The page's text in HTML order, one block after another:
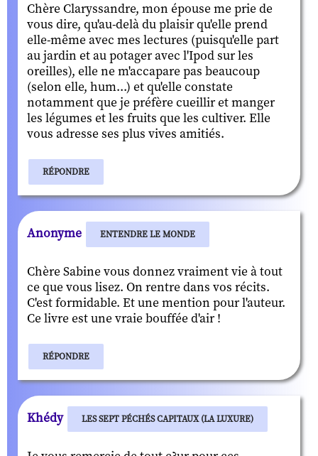
Chère Claryssandre, mon épouse me prie de
vous dire, qu'au-delà du plaisir qu'elle prend
elle-même avec mes lectures (puisqu'elle part
au jardin et au potager avec l'Ipod sur les
oreilles), elle ne m'accapare pas beaucoup
(selon elle, hum...) et qu'elle constate
notamment que je préfère cueillir et manger
les légumes et les fruits que les cultiver. Elle
vous adresse ses plus vives amitiés.
RÉPONDRE
Anonyme ENTENDRE LE MONDE
Chère Sabine vous donnez vraiment vie à tout
ce que vous lisez. On rentre dans vos récits.
C'est formidable. Et une mention pour l'auteur.
Ce livre est une vraie bouffée d'air !
RÉPONDRE
Khédy LES SEPT PÉCHÉS CAPITAUX (LA LUXURE)